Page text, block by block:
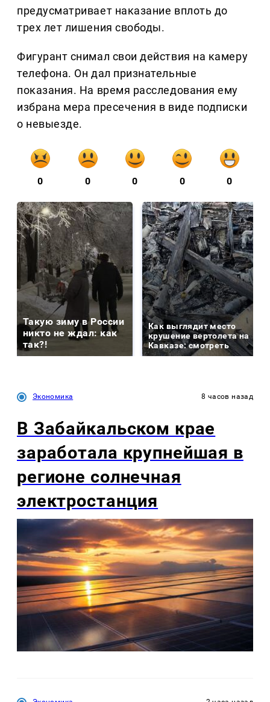
предусматривает наказание вплоть до
трех лет лишения свободы.
Фигурант снимал свои действия на камеру
телефона. Он дал признательные
показания. На время расследования ему
избрана мера пресечения в виде подписки
о невыезде.
0 0 0 0 0
Такую зиму в России
никто не ждал: как
так?!
Как выглядит место
крушение вертолета на
Кавказе: смотреть
Экономика 8 часов назад
В Забайкальском крае
заработала крупнейшая в
регионе солнечная
электростанция